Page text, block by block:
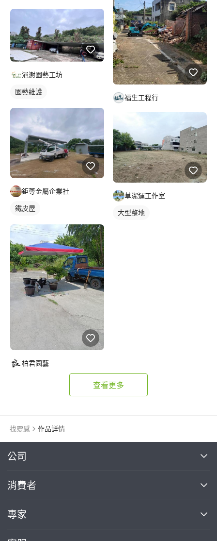
浥澍園藝工坊
園藝維護
鉅尊金屬企業社
鐵皮屋
柏君園藝
福生工程行
草潔運工作室
大型整地
查看更多
找靈感 作品詳情
公司
關於我們
部落格
加入我們
消費者
買服務
專家
案件中心
繼續完成